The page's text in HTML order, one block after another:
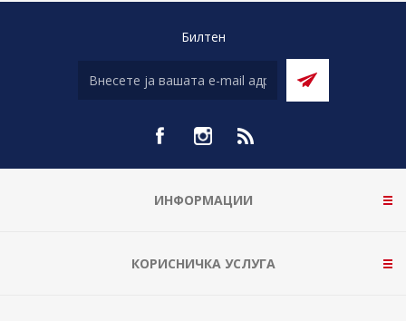
Билтен
ИНФОРМАЦИИ
КОРИСНИЧКА УСЛУГА